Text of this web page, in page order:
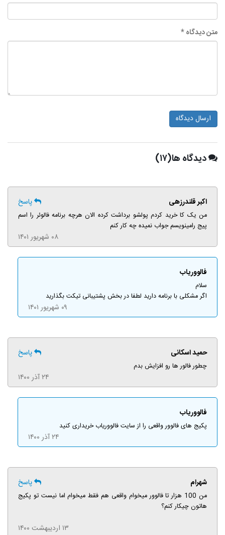
متن دیدگاه *
ارسال دیدگاه
دیدگاه ها(۱۷)
اکبر قلندرزهی پاسخ
من یک کا خرید کردم پولشو برداشت کرده الان هرچه برنامه فالوئر را اسم
پیج رامینویسم جواب نمیده چه کار کنم
۰۸ شهریور ۱۴۰۱
فالووریاب
سلام
اگر مشکلی با برنامه دارید لطفا در بخش پشتیبانی تیکت بگذارید
۰۹ شهریور ۱۴۰۱
حمید اسکانی پاسخ
چطور فالور ها رو افزایش بدم
۲۴ آذر ۱۴۰۰
فالووریاب
پکیج های فالوور واقعی را از سایت فالووریاب خریداری کنید
۲۴ آذر ۱۴۰۰
شهرام پاسخ
من 100 هزار تا فالوور میخوام واقعی هم فقط میخوام اما نیست تو پکیج
هاتون چیکار کنم؟
۱۳ اردیبهشت ۱۴۰۰